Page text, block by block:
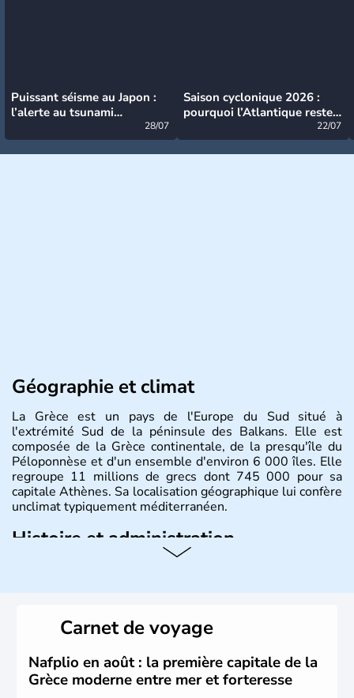
Puissant séisme au Japon :
l’alerte au tsunami
28/07
Saison cyclonique 2026 :
pourquoi l’Atlantique reste
22/07
Géographie et climat
La Grèce est un pays de l'Europe du Sud situé à
l'extrémité Sud de la péninsule des Balkans. Elle est
composée de la Grèce continentale, de la presqu'île du
Péloponnèse et d'un ensemble d'environ 6 000 îles. Elle
regroupe 11 millions de grecs dont 745 000 pour sa
capitale Athènes. Sa localisation géographique lui confère
unclimat typiquement méditerranéen.
Histoire et administration
l'invention des Jeux Olympiques en 776 avant J.C. Le 25
mars 1820 sonne le début de la Guerre d'indépendance,
aujourd'hui date de la fête nationale grecque. La Grèce
est définitivement reconnue comme état indépendant à
partir de 1830.
Carnet de voyage
Nafplio en août : la première capitale de la
Grèce moderne entre mer et forteresse